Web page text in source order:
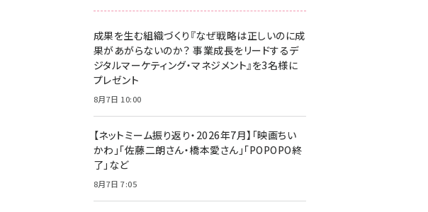
z世代 (1629)
meo (1281)
llmo (1167)
成果を生む組織づくり『なぜ戦略は正しいのに成
果があがらないのか？ 事業成長をリードするデ
ジタルマーケティング・マネジメント』を3名様に
プレゼント
8月7日 10:00
【ネットミーム振り返り・2026年7月】「映画ちい
かわ」「佐藤二朗さん・橋本愛さん」「POPOPO終
了」など
8月7日 7:05